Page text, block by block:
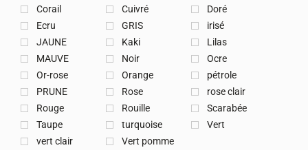
Corail
Cuivré
Doré
Ecru
GRIS
irisé
JAUNE
Kaki
Lilas
MAUVE
Noir
Ocre
Or-rose
Orange
pétrole
PRUNE
Rose
rose clair
Rouge
Rouille
Scarabée
Taupe
turquoise
Vert
vert clair
Vert pomme